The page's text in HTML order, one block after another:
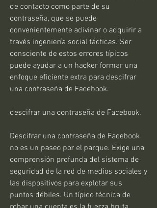
de contacto como parte de su
contraseña, que se puede
convenientemente adivinar o adquirir a
través ingeniería social tácticas. Ser
consciente de estos errores típicos
puede ayudar a un hacker formar una
enfoque eficiente extra para descifrar
una contraseña de Facebook.
descifrar una contraseña de Facebook.
Descifrar una contraseña de Facebook
no es un paseo por el parque. Exige una
comprensión profunda del sistema de
seguridad de la red de medios sociales y
las dispositivos para explotar sus
puntos débiles. Un típico técnica de